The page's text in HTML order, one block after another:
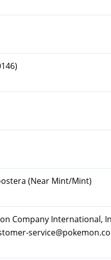
(Near Mint/Mint)
Company International,